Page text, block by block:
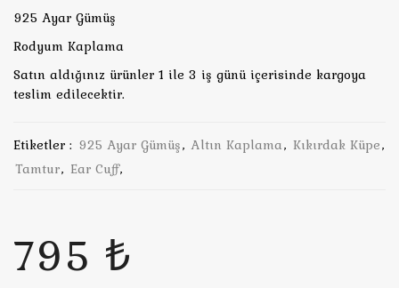
925 Ayar Gümüş
Rodyum Kaplama
Satın aldığınız ürünler 1 ile 3 iş günü içerisinde kargoya
teslim edilecektir.
Etiketler : 925 Ayar Gümüş, Altın Kaplama, Kıkırdak Küpe,
Tamtur, Ear Cuff,
795 ₺